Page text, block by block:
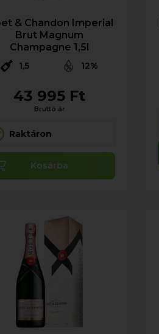
& Chandon Imperial
Brut Magnum
Champagne 1,5l
1,5 12%
43 995 Ft
Bruttó ár
Raktáron
Kosárba